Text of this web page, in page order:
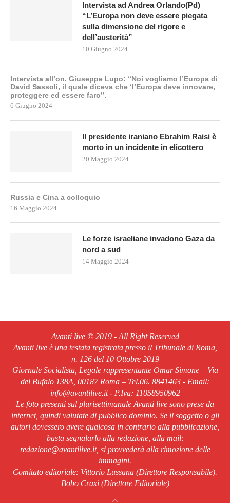
Intervista ad Andrea Orlando(Pd)
“L’Europa non deve essere piegata
sulla dimensione del rigore e
dell’austerità”
10 Giugno 2024
Intervista all’on. Giuseppe Lupo: “Noi vogliamo l’Europa di
David Sassoli, il quale diceva che ‘l’Europa deve innovare,
proteggere ed essere faro”.
6 Giugno 2024
Il presidente iraniano Ebrahim Raisi è
morto in un incidente in elicottero
20 Maggio 2024
Russia e Cina a colloquio
16 Maggio 2024
Le forze israeliane invadono Gaza da
nord a sud
14 Maggio 2024
Avanti live © 2019 - All Right Reserved
Avanti live è una testata registrata presso il Tribunale di Roma,
n. 126 del 10 Ottobre 2019
Giornale Socialista, Legale rappresentante Omar Simone – Via
del Bufalo 138A, 00187 Roma – Tel.06. 8841463 - Email:
info@avantilive.it - P.Iva: 11058950962
Le foto presenti sul plurisettimanale Avanti live sono prese da
internet, quindi valutate di pubblico dominio. Se il soggetto o gli
autori dovessero avere qualcosa in contrario alla pubblicazione,
basta segnalarlo alla redazione, alla mail:
redazione@avantilive.it, si provvederà alla rimozione delle
immagini.
Comitato editoriale: Vittorio Lussana (Direttore Responsabile).
Bobo Craxi (Direttore Editoriale)